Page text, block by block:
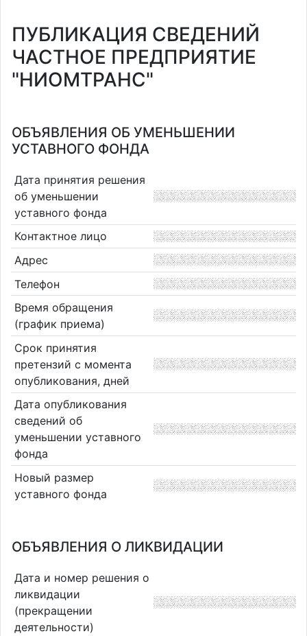
ПУБЛИКАЦИЯ СВЕДЕНИЙ
ЧАСТНОЕ ПРЕДПРИЯТИЕ
"НИОМТРАНС"
ОБЪЯВЛЕНИЯ ОБ УМЕНЬШЕНИИ
УСТАВНОГО ФОНДА
Дата принятия решения
об уменьшении
уставного фонда
Контактное лицо
Адрес
Телефон
Время обращения
(график приема)
Срок принятия
претензий с момента
опубликования, дней
Дата опубликования
сведений об
уменьшении уставного
фонда
Новый размер
уставного фонда
ОБЪЯВЛЕНИЯ О ЛИКВИДАЦИИ
Дата и номер решения о
ликвидации
(прекращении
деятельности)